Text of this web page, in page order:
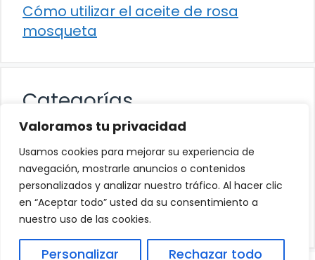
Valoramos tu privacidad
Usamos cookies para mejorar su experiencia de
navegación, mostrarle anuncios o contenidos
personalizados y analizar nuestro tráfico. Al hacer clic
en “Aceptar todo” usted da su consentimiento a
nuestro uso de las cookies.
Personalizar Rechazar todo
Cómo utilizar el aceite de rosa
mosqueta
Categorías
Alimentación
Destacados
Hogar
Salud